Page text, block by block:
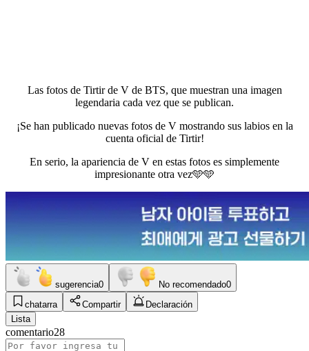
Las fotos de Tirtir de V de BTS, que muestran una imagen
legendaria cada vez que se publican.
¡Se han publicado nuevas fotos de V mostrando sus labios en la
cuenta oficial de Tirtir!
En serio, la apariencia de V en estas fotos es simplemente
impresionante otra vez🩵🩵
sugerencia0 No recomendado0
chatarra
Compartir
Declaración
Lista
comentario28